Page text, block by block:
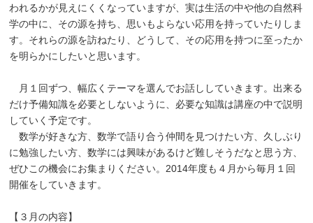
われるかが見えにくくなっていますが、実は生活の中や他の自然科
学の中に、その源を持ち、思いもよらない応用を持っていたりしま
す。それらの源を訪ねたり、どうして、その応用を持つに至ったか
を明らかにしたいと思います。
月１回ずつ、幅広くテーマを選んでお話ししていきます。出来る
だけ予備知識を必要としないように、必要な知識は講座の中で説明
していく予定です。
数学が好きな方、数学で語り合う仲間を見つけたい方、久しぶり
に勉強したい方、数学には興味があるけど難しそうだなと思う方、
ぜひこの機会にお集まりください。2014年度も４月から毎月１回
開催をしていきます。
【３月の内容】